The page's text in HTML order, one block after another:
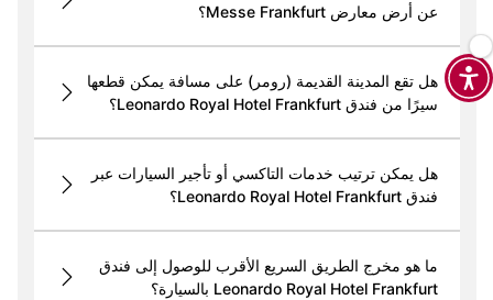
عن أرض معارض Messe Frankfurt؟
هل تقع المدينة القديمة (رومر) على مسافة يمكن قطعها
سيرًا من فندق Leonardo Royal Hotel Frankfurt؟
هل يمكن ترتيب خدمات التاكسي أو تأجير السيارات عبر
فندق Leonardo Royal Hotel Frankfurt؟
ما هو مخرج الطريق السريع الأقرب للوصول إلى فندق
Leonardo Royal Hotel Frankfurt بالسيارة؟